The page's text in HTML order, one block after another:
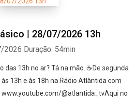
| 28/07/2026 13h
2026 Duração: 54min
das 13h no ar? Tá na mão. ☕De segunda
13h e às 18h na Rádio Atlântida com
@atlantida_tvAqui no